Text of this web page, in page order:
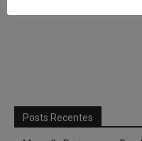
Posts Recentes